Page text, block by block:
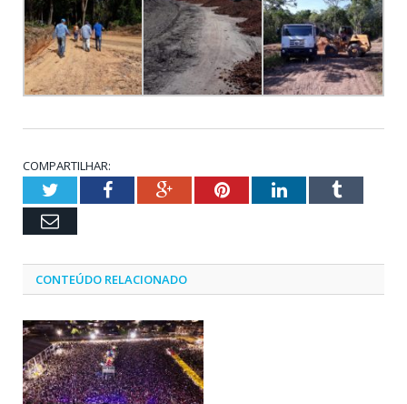
COMPARTILHAR:
TwitterFacebookGoogle+PinterestLinkedInTumblr
Email
CONTEÚDO RELACIONADO